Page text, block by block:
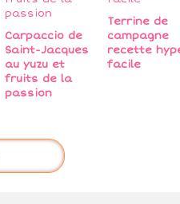
Carpaccio de
Saint-Jacques
au yuzu et
fruits de la
passion
Terrine de
campagne
recette
facile